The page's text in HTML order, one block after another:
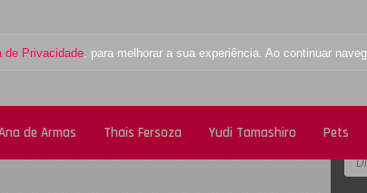
de Privacidade, para melhorar a sua experiência. Ao continuar
de Armas Thais Fersoza Yudi Tamashiro Pets